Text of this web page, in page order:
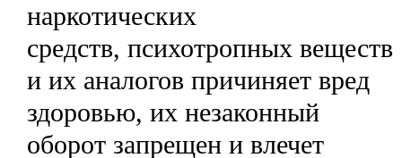
наркотических
средств, психотропных веществ
и их аналогов причиняет вред
здоровью, их незаконный
оборот запрещен и влечет